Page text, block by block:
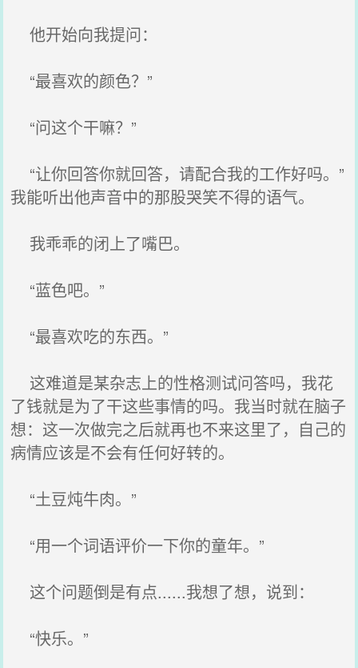
他开始向我提问：
“最喜欢的颜色？”
“问这个干嘛？”
“让你回答你就回答，请配合我的工作好吗。”
我能听出他声音中的那股哭笑不得的语气。
我乖乖的闭上了嘴巴。
“蓝色吧。”
“最喜欢吃的东西。”
这难道是某杂志上的性格测试问答吗，我花
了钱就是为了干这些事情的吗。我当时就在脑子
想：这一次做完之后就再也不来这里了，自己的
病情应该是不会有任何好转的。
“土豆炖牛肉。”
“用一个词语评价一下你的童年。”
这个问题倒是有点......我想了想，说到：
“快乐。”